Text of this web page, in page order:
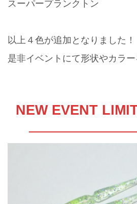
スーパープランクトン
以上４色が追加となりました！
是非イベントにて形状やカラ
NEW EVENT